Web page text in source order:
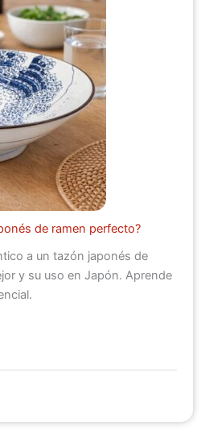
de ramen perfecto?
a un tazón japonés de
y su uso en Japón. Aprende